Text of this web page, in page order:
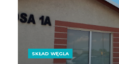
SKŁAD WĘGLA